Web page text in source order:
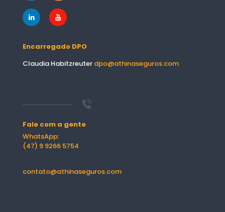
Encarregado DPO
Claudia Habitzreuter dpo@athinaseguros.com
Fale com a gente
WhatsApp:
(47) 9 9266 5754
contato@athinaseguros.com